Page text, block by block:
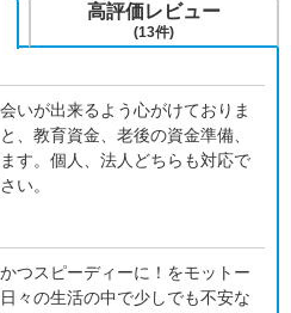
いが出来るよう心がけておりま
、教育資金、老後の資金準備、
す。個人、法人どちらも対応で
い。
つスピーディーに！をモットー
々の生活の中で少しでも不安な
高評価レビュー
(13件)